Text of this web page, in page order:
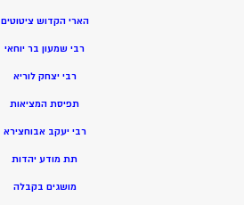
הארי הקדוש ציטוטים
רבי שמעון בר יוחאי
רבי יצחק לוריא
תפיסת המציאות
רבי יעקב אבוחצירא
תת מודע יהדות
מושגים בקבלה